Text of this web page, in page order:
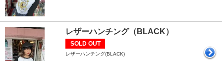
レザーハンチング（BLACK）
SOLD OUT
レザーハンチング(BLACK)